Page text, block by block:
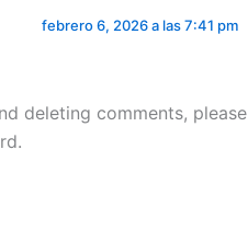
febrero 6, 2026 a las 7:41 pm
deleting comments, please